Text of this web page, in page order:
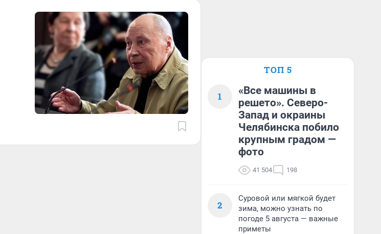
ТОП 5
1
«Все машины в
решето». Северо-
Запад и окраины
Челябинска побило
крупным градом —
фото
41 504 198
2
Суровой или мягкой будет
зима, можно узнать по
погоде 5 августа — важные
приметы